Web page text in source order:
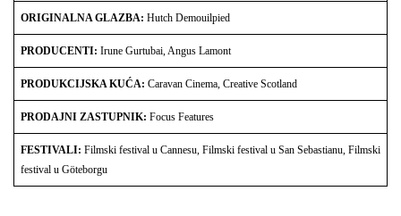
ORIGINALNA GLAZBA: Hutch Demouilpied
PRODUCENTI: Irune Gurtubai, Angus Lamont
PRODUKCIJSKA KUĆA: Caravan Cinema, Creative Scotland
PRODAJNI ZASTUPNIK: Focus Features
FESTIVALI: Filmski festival u Cannesu, Filmski festival u San Sebastianu, Filmski
festival u Göteborgu